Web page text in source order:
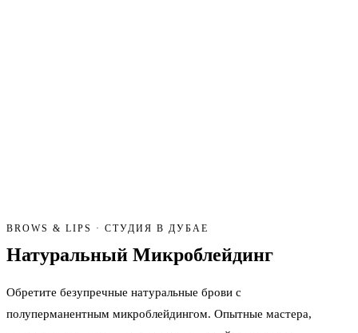
BROWS & LIPS · СТУДИЯ В ДУБАЕ
Натуральный Микроблейдинг
Обретите безупречные натуральные брови с
полуперманентным микроблейдингом. Опытные мастера,